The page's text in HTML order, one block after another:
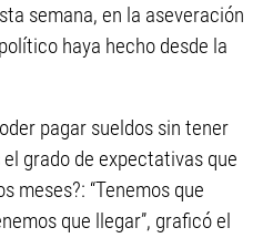
semana, en la aseveración
haya hecho desde la
pagar sueldos sin tener
grado de expectativas que
meses?: “Tenemos que
que llegar”, graficó el